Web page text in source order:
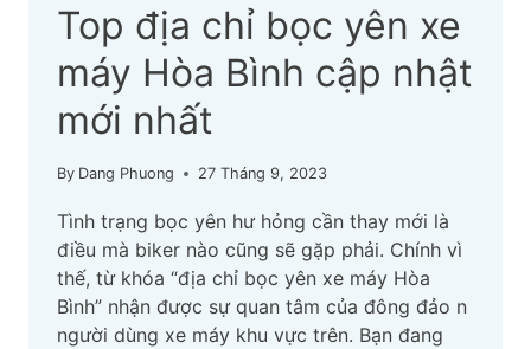
Top địa chỉ bọc yên xe
máy Hòa Bình cập nhật
mới nhất
By Dang Phuong 27 Tháng 9, 2023
Tình trạng bọc yên hư hỏng cần thay mới là
điều mà biker nào cũng sẽ gặp phải. Chính vì
thế, từ khóa “địa chỉ bọc yên xe máy Hòa
Bình” nhận được sự quan tâm của đông đảo n
người dùng xe máy khu vực trên. Bạn đang